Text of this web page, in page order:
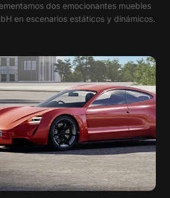
dos emocionantes muebles
en escenarios estáticos y dinámicos.